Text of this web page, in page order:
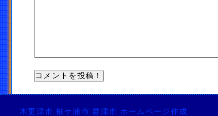
木更津市 袖ケ浦市 君津市 ホームページ作成